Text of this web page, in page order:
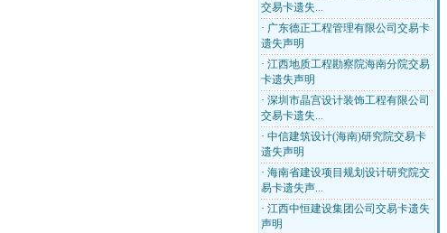
交易卡遗失...
· 广东德正工程管理有限公司交易卡
遗失声明
· 江西地质工程勘察院海南分院交易
卡遗失声明
· 深圳市晶宫设计装饰工程有限公司
交易卡遗失...
· 中信建筑设计(海南)研究院交易卡
遗失声明
· 海南省建设项目规划设计研究院交
易卡遗失声...
· 江西中恒建设集团公司交易卡遗失
声明